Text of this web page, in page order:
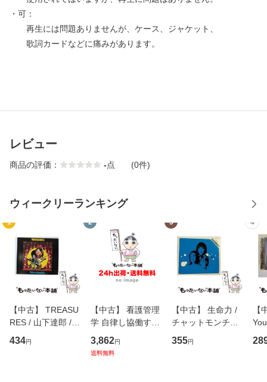
・可：
再生には問題ありませんが、ケース、ジャケット、
歌詞カードなどに痛みがあります。
レビュー
商品の評価： -点 (0件)
ウィークリーランキング
1
【中古】 TREASU
RES / 山下達郎 /
イーストウエス
ト・ジャパン [CD]
434円
2
【中古】 看護管理
学 自律し協働する
専門職の看護マネ
ジメントスキル 改
3,862円
送料無料
3
【中古】 生命力 /
チャットモンチー /
キューンレコード
[CD]【メール便送
355円
4
【
のが